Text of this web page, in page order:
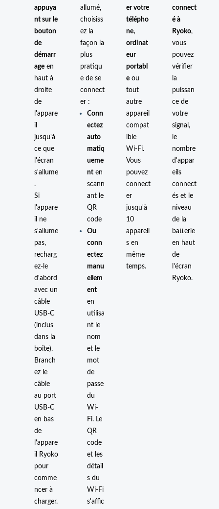
appuya
nt sur le
bouton
de
démarr
age en
haut à
droite
de
l'appare
il
jusqu'à
ce que
l'écran
s'allume
.
Si
l'appare
il ne
s'allume
pas,
recharg
ez-le
d'abord
avec un
câble
USB-C
(inclus
dans la
boîte).
Branch
ez le
câble
au port
USB-C
en bas
de
l'appare
il Ryoko
pour
comme
ncer à
charger.
allumé,
choisiss
ez la
façon la
plus
pratiqu
e de se
connect
er :
Conn
ectez
auto
matiq
ueme
nt en
scann
ant le
QR
code
Ou
conn
ectez
manu
ellem
ent
en
utilisa
nt le
nom
et le
mot
de
passe
du
Wi-
Fi. Le
QR
code
et les
détail
s du
Wi-Fi
s'affic
er votre
télépho
ne,
ordinat
eur
portabl
e ou
tout
autre
appareil
compat
ible
Wi-Fi.
Vous
pouvez
connect
er
jusqu'à
10
appareil
s en
même
temps.
connect
é à
Ryoko,
vous
pouvez
vérifier
la
puissan
ce de
votre
signal,
le
nombre
d'appar
eils
connect
és et le
niveau
de la
batterie
en haut
de
l'écran
Ryoko.